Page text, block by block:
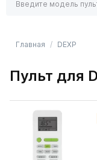
Главная DEXP
Пульт для